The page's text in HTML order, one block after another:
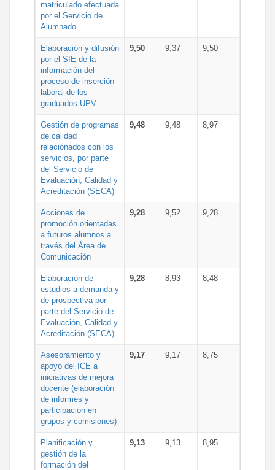
matriculado efectuada
por el Servicio de
Alumnado
Elaboración y difusión
por el SIE de la
información del
proceso de inserción
laboral de los
graduados UPV
9,50 9,37 9,50
Gestión de programas
de calidad
relacionados con los
servicios, por parte
del Servicio de
Evaluación, Calidad y
Acreditación (SECA)
9,48 9,48 8,97
Acciones de
promoción orientadas
a futuros alumnos a
través del Área de
Comunicación
9,28 9,52 9,28
Elaboración de
estudios a demanda y
de prospectiva por
parte del Servicio de
Evaluación, Calidad y
Acreditación (SECA)
9,28 8,93 8,48
Asesoramiento y
apoyo del ICE a
iniciativas de mejora
docente (elaboración
de informes y
participación en
grupos y comisiones)
9,17 9,17 8,75
Planificación y
gestión de la
formación del
9,13 9,13 8,95